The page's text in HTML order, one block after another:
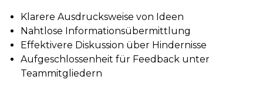
Klarere Ausdrucksweise von Ideen
Nahtlose Informationsübermittlung
Effektivere Diskussion über Hindernisse
Aufgeschlossenheit für Feedback unter
Teammitgliedern